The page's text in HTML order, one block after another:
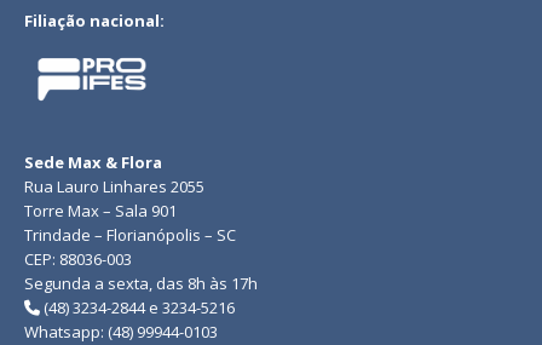
Filiação nacional:
Sede Max & Flora
Rua Lauro Linhares 2055
Torre Max – Sala 901
Trindade – Florianópolis – SC
CEP: 88036-003
Segunda a sexta, das 8h às 17h
(48) 3234-2844 e 3234-5216
Whatsapp: (48) 99944-0103